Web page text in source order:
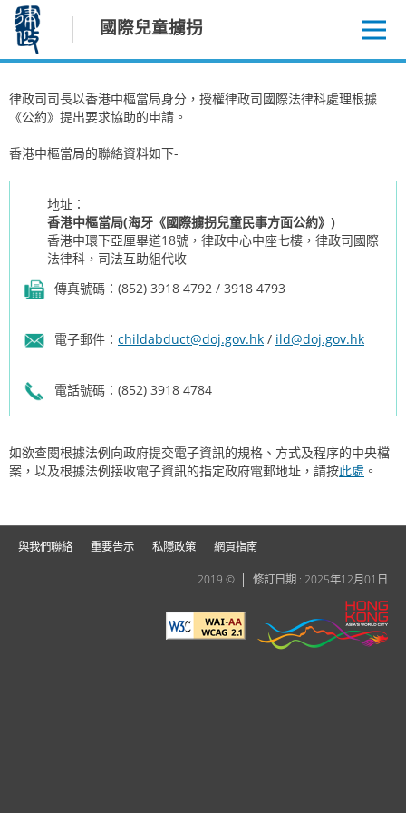
容
國際兒童擄拐
律政司司長以香港中樞當局身分，授權律政司國際法律科處理根據
《公約》提出要求協助的申請。
香港中樞當局的聯絡資料如下-
地址：
香港中樞當局(海牙《國際擄拐兒童民事方面公約》)
香港中環下亞厘畢道18號，律政中心中座七樓，律政司國際
法律科，司法互助組代收
傳真號碼：(852) 3918 4792 / 3918 4793
電子郵件： childabduct@doj.gov.hk / ild@doj.gov.hk
電話號碼：(852) 3918 4784
如欲查閱根據法例向政府提交電子資訊的規格、方式及程序的中央檔
案，以及根據法例接收電子資訊的指定政府電郵地址，請按此處 。
與我們聯絡 重要告示 私隱政策 網頁指南
2019 © 修訂日期 : 2025年12月01日